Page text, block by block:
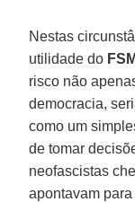
Nestas
utilidade do
risco não
democracia,
como um
de tomar
neofascistas
apontavam